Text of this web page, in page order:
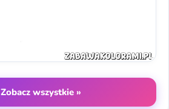
Zobacz wszystkie »